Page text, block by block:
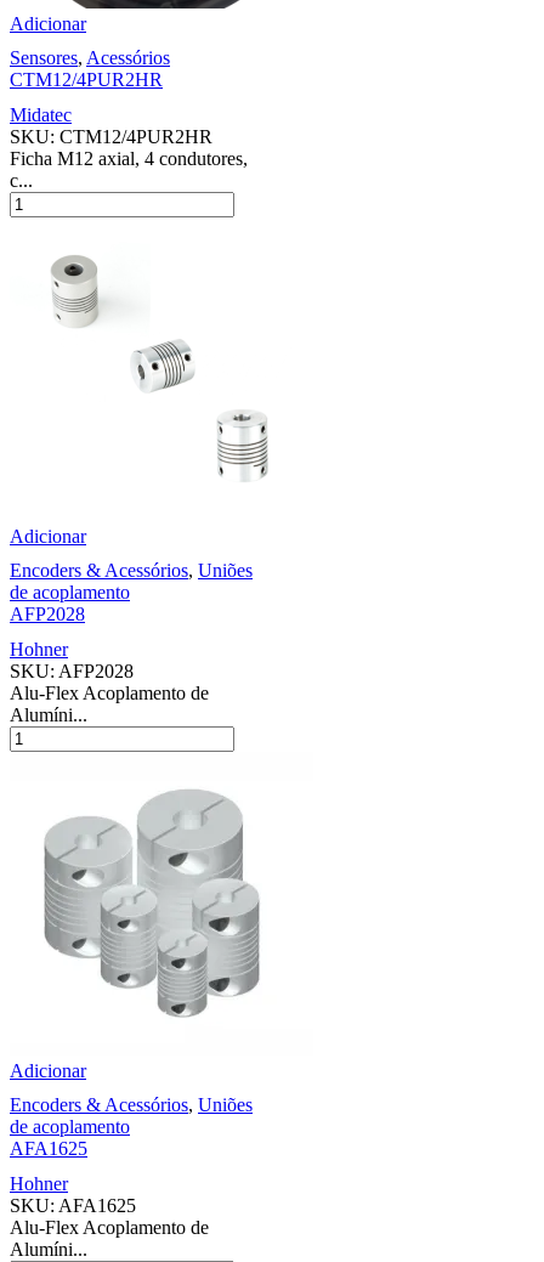
Adicionar
Sensores, Acessórios
CTM12/4PUR2HR
Midatec
SKU: CTM12/4PUR2HR
Ficha M12 axial, 4 condutores,
c...
Adicionar
Encoders & Acessórios, Uniões
de acoplamento
AFP2028
Hohner
SKU: AFP2028
Alu-Flex Acoplamento de
Alumíni...
Adicionar
Encoders & Acessórios, Uniões
de acoplamento
AFA1625
Hohner
SKU: AFA1625
Alu-Flex Acoplamento de
Alumíni...